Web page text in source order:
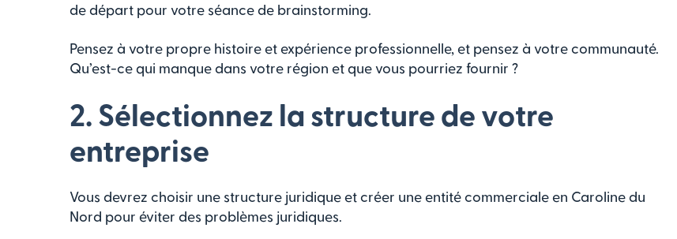
de départ pour votre séance de brainstorming.
Pensez à votre propre histoire et expérience professionnelle, et pensez à votre communauté.
Qu’est-ce qui manque dans votre région et que vous pourriez fournir ?
2. Sélectionnez la structure de votre
entreprise
Vous devrez choisir une structure juridique et créer une entité commerciale en Caroline du
Nord pour éviter des problèmes juridiques.